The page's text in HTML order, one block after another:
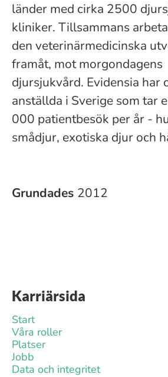
länder med cirka 2500
kliniker. Tillsammans
den veterinärmedicinska
framåt, mot morgondagens
djursjukvård. Evidensia har
anställda i Sverige som tar
000 patientbesök per år -
smådjur, exotiska djur och
Grundades 2012
Karriärsida
Start
Våra roller
Platser
Jobb
Data och integritet